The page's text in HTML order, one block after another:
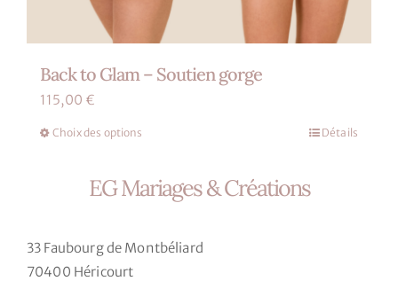
Back to Glam – Soutien gorge
115,00 €
Choix des options
a
Les
Détails
EG Mariages & Créations
33 Faubourg de Montbéliard
70400 Héricourt